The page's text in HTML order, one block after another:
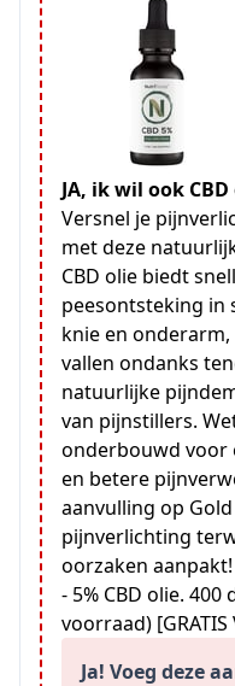
JA, ik wil ook
Versnel je
met deze
CBD olie biedt
peesontsteking in
knie en
vallen ondanks
natuurlijke
van pijnstillers.
onderbouwd voor
en betere
aanvulling op
pijnverlichting
oorzaken
- 5% CBD olie.
voorraad) [GRATIS
Ja! Voeg deze